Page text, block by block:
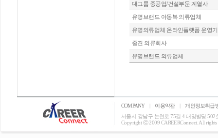
대그룹 중공업/건설부문 계열사
유명브랜드 아동복 의류업체
유명의류업체 온라인플랫폼 운영
중견 의류회사
유명브랜드 의류업체
COMPANY | 이용약관 |
개인정보취급
서울시 강남구 논현로 75길 4 대명빌딩 502
Copyright ⓒ 2009 CAREERConnect. All rights